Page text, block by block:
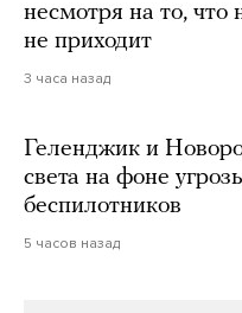
несмотря на то, что
не приходит
3 часа назад
Геленджик и
света на фоне
беспилотников
5 часов назад